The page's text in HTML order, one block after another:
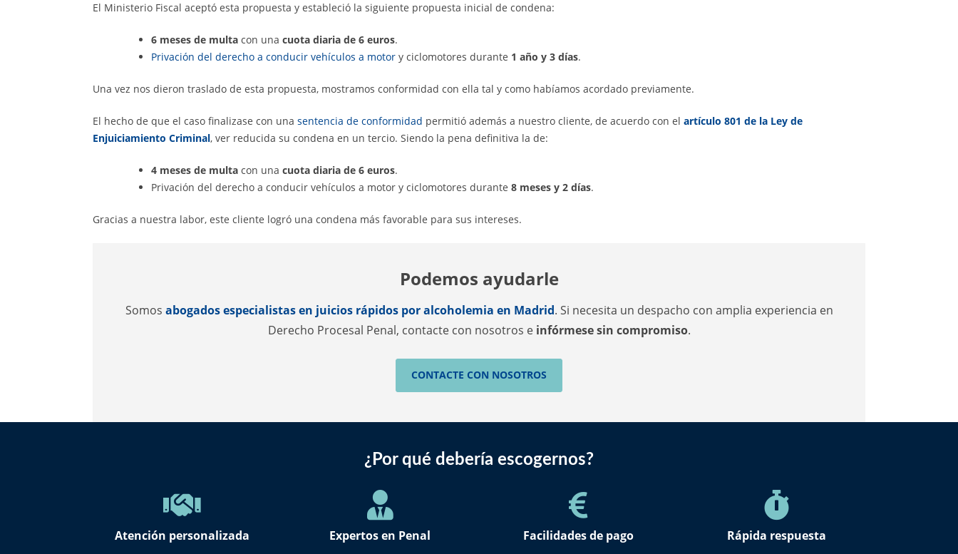
El Ministerio Fiscal aceptó esta propuesta y estableció la siguiente propuesta inicial de condena:
6 meses de multa con una cuota diaria de 6 euros.
Privación del derecho a conducir vehículos a motor y ciclomotores durante 1 año y 3 días.
Una vez nos dieron traslado de esta propuesta, mostramos conformidad con ella tal y como habíamos acordado previamente.
El hecho de que el caso finalizase con una sentencia de conformidad permitió además a nuestro cliente, de acuerdo con el artículo 801 de la Ley de
Enjuiciamiento Criminal, ver reducida su condena en un tercio. Siendo la pena definitiva la de:
4 meses de multa con una cuota diaria de 6 euros.
Privación del derecho a conducir vehículos a motor y ciclomotores durante 8 meses y 2 días.
Gracias a nuestra labor, este cliente logró una condena más favorable para sus intereses.
Podemos ayudarle
Somos abogados especialistas en juicios rápidos por alcoholemia en Madrid. Si necesita un despacho con amplia experiencia en
Derecho Procesal Penal, contacte con nosotros e infórmese sin compromiso.
CONTACTE CON NOSOTROS
¿Por qué debería escogernos?
Atención personalizada Expertos en Penal Facilidades de pago Rápida respuesta